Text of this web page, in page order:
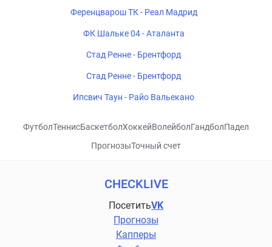
Ференцварош ТК - Реал Мадрид
ФК Шальке 04 - Аталанта
Стад Ренне - Брентфорд
Стад Ренне - Брентфорд
Ипсвич Таун - Райо Вальекано
ФутболТеннисБаскетболХоккейВолейболГандболПадел
ПрогнозыТочный счет
CHECKLIVE
ПосетитьVK
Прогнозы
Капперы